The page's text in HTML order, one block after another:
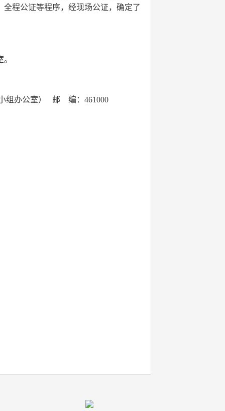
程公证等程序，经现场公证，确定了
小组办公室） 邮 编：461000